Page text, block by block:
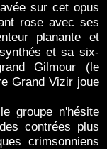
sur cet opus
rose avec ses
planante et
et sa six-
Gilmour (le
Grand Vizir joue
groupe n'hésite
contrées plus
crimsonniens